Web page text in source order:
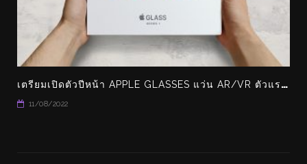
เ
ตรียมเปิดตัวปีหน้า APPLE GLASSES แว่น AR/VR ตัวแรกของ APPLE
11/08/2022